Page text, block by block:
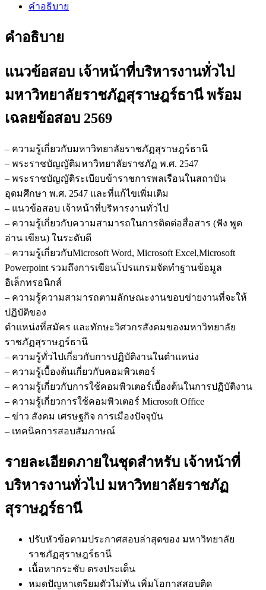
คำอธิบาย
คำอธิบาย
แนวข้อสอบ เจ้าหน้าที่บริหารงานทั่วไป
มหาวิทยาลัยราชภัฏสุราษฎร์ธานีพร้อม
เฉลยข้อสอบ 2569
– ความรู้เกี่ยวกับมหาวิทยาลัยราชภัฏสุราษฎร์ธานี
– พระราชบัญญัติมหาวิทยาลัยราชภัฏ พ.ศ. 2547
– พระราชบัญญัติระเบียบข้าราชการพลเรือนในสถาบัน
อุดมศึกษา พ.ศ. 2547 และที่แก้ไขเพิ่มเติม
– แนวข้อสอบ เจ้าหน้าที่บริหารงานทั่วไป
– ความรู้เกี่ยวกับความสามารถในการติดต่อสื่อสาร (ฟัง พูด
อ่าน เขียน) ในระดับดี
– ความรู้เกี่ยวกับMicrosoft Word, Microsoft Excel,Microsoft
Powerpoint รวมถึงการเขียนโปรแกรมจัดทำฐานข้อมูล
อิเล็กทรอนิกส์
– ความรู้ความสามารถตามลักษณะงานขอบข่ายงานที่จะให้
ปฏิบัติของ
ตำแหน่งที่สมัคร และทักษะวิศวกรสังคมของมหาวิทยาลัย
ราชภัฏสุราษฎร์ธานี
– ความรู้ทั่วไปเกี่ยวกับการปฏิบัติงานในตำแหน่ง
– ความรู้เบื้องต้นเกี่ยวกับคอมพิวเตอร์
– ความรู้เกี่ยวกับการใช้คอมพิวเตอร์เบื้องต้นในการปฏิบัติงาน
– ความรู้เกี่ยวการใช้คอมพิวเตอร์ Microsoft Office
– ข่าว สังคม เศรษฐกิจ การเมืองปัจจุบัน
– เทคนิคการสอบสัมภาษณ์
รายละเอียดภายในชุดสำหรับ เจ้าหน้าที่
บริหารงานทั่วไป มหาวิทยาลัยราชภัฏ
สุราษฎร์ธานี
ปรับหัวข้อตามประกาศสอบล่าสุดของ มหาวิทยาลัย
ราชภัฏสุราษฎร์ธานี
เนื้อหากระชับ ตรงประเด็น
หมดปัญหาเตรียมตัวไม่ทัน เพิ่มโอกาสสอบติด